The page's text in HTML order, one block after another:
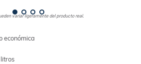
variar ligeramente del producto real.
económica